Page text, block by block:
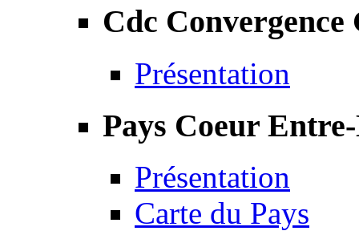
Cdc Convergence
Présentation
Pays Coeur
Présentation
Carte du Pays